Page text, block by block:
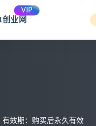
创业网
VIP
有效期：购买后永久有效